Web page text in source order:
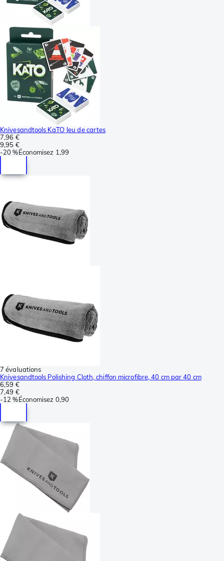
Knivesandtools KaTO Jeu de cartes
7,96 €
9,95 €
-20 %Économisez 1,99
7 évaluations
Knivesandtools Polishing Cloth, chiffon microfibre, 40 cm par 40 cm
6,59 €
7,49 €
-12 %Économisez 0,90